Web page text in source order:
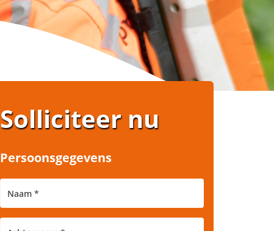
Solliciteer nu
Persoonsgegevens